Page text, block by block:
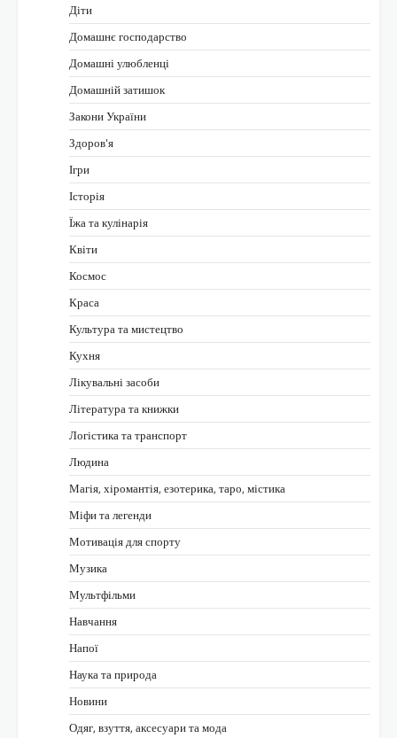
Діти
Домашнє господарство
Домашні улюбленці
Домашній затишок
Закони України
Здоров'я
Ігри
Історія
Їжа та кулінарія
Квіти
Космос
Краса
Культура та мистецтво
Кухня
Лікувальні засоби
Література та книжки
Логістика та транспорт
Людина
Магія, хіромантія, езотерика, таро, містика
Міфи та легенди
Мотивація для спорту
Музика
Мультфільми
Навчання
Напої
Наука та природа
Новини
Одяг, взуття, аксесуари та мода